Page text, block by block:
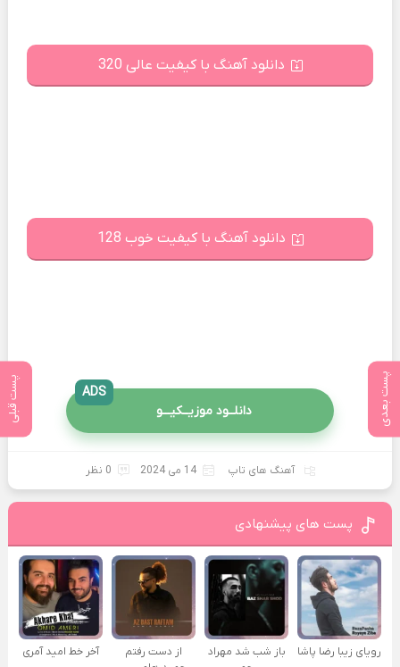
پست بعدی پست قبلی
دانلود آهنگ با کیفیت عالی 320
دانلود آهنگ با کیفیت خوب 128
دانلــود موزیــکیـــو
ADS
آهنگ های تاپ 14 می 2024 0 نظر
پست های پیشنهادی
رویای زیبا رضا پاشا
باز شب شد مهراد
از دست رفتم
آخر خط امید آمری